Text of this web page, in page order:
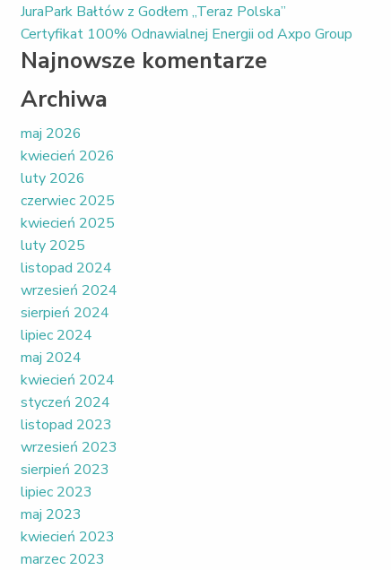
JuraPark Bałtów z Godłem „Teraz Polska”
Certyfikat 100% Odnawialnej Energii od Axpo Group
Najnowsze komentarze
Archiwa
maj 2026
kwiecień 2026
luty 2026
czerwiec 2025
kwiecień 2025
luty 2025
listopad 2024
wrzesień 2024
sierpień 2024
lipiec 2024
maj 2024
kwiecień 2024
styczeń 2024
listopad 2023
wrzesień 2023
sierpień 2023
lipiec 2023
maj 2023
kwiecień 2023
marzec 2023